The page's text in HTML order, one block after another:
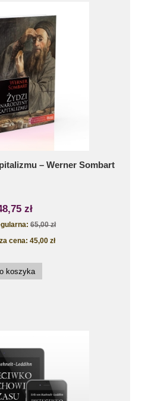
– Werner Sombart
zł
65,00 zł
cena: 45,00 zł
koszyka